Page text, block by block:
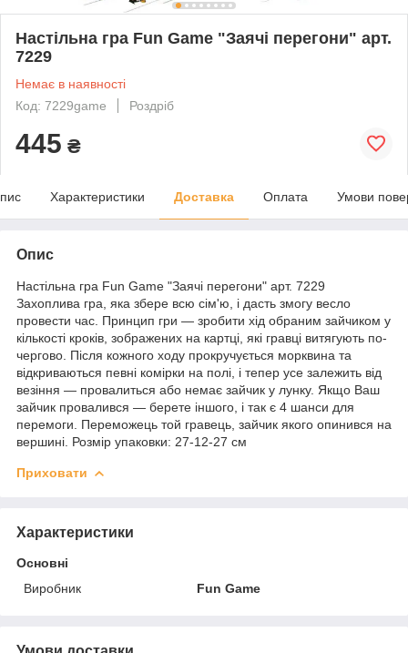
Настільна гра Fun Game "Заячі перегони" арт.
7229
Немає в наявності
Код: 7229game
Роздріб
445 ₴
Характеристики Доставка Оплата Умови
Опис
Настільна гра Fun Game "Заячі перегони" арт. 7229
Захоплива гра, яка збере всю сім'ю, і дасть змогу весло
провести час. Принцип гри — зробити хід обраним зайчиком у
кількості кроків, зображених на картці, які гравці витягують по-
чергово. Після кожного ходу прокручується морквина та
відкриваються певні комірки на полі, і тепер усе залежить від
везіння — провалиться або немає зайчик у лунку. Якщо Ваш
зайчик провалився — берете іншого, і так є 4 шанси для
перемоги. Переможець той гравець, зайчик якого опинився на
вершині. Розмір упаковки: 27-12-27 см
Приховати
Характеристики
Основні
Виробник
Fun Game